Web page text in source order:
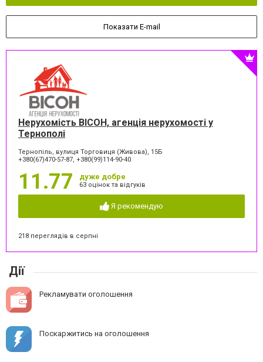
Показати E-mail
Нерухомість ВІСОН, агенція нерухомості у
Тернополі
Тернопіль, вулиця Торговиця (Живова), 15Б
+380(67)470-57-87, +380(99)114-90-40
11.77 дуже добре
63 оцінок та відгуків
Я рекомендую
218 переглядів в серпні
Дії
Рекламувати оголошення
Поскаржитись на оголошення